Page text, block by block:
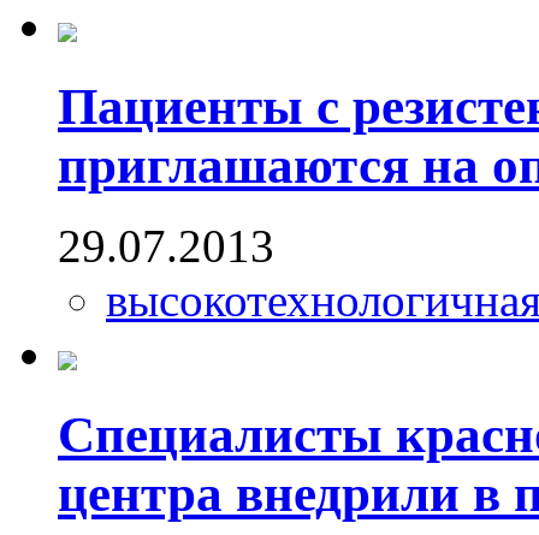
Пациенты с
приглашаются на
29.07.2013
Специалисты
центра внедрили в